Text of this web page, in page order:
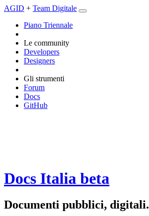
AGID + Team Digitale
Piano Triennale
Le community
Developers
Designers
Gli strumenti
Forum
Docs
GitHub
Docs Italia beta
Documenti pubblici, digitali.